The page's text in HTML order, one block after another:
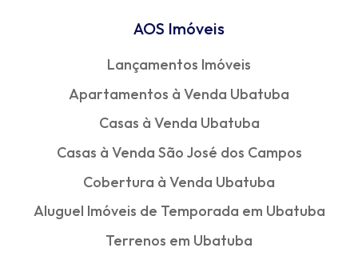
AOS Imóveis
Lançamentos Imóveis
Apartamentos à Venda Ubatuba
Casas à Venda Ubatuba
Casas à Venda São José dos Campos
Cobertura à Venda Ubatuba
Aluguel Imóveis de Temporada em Ubatuba
Terrenos em Ubatuba